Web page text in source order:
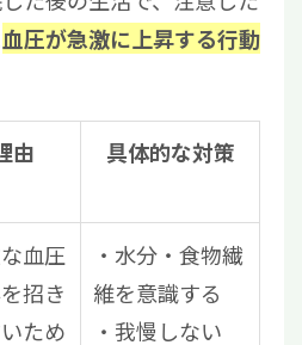
血圧が急激に上昇する行動
由 具体的な対策
血圧
招き
ため
・水分・食物繊
維を意識する
・我慢しない